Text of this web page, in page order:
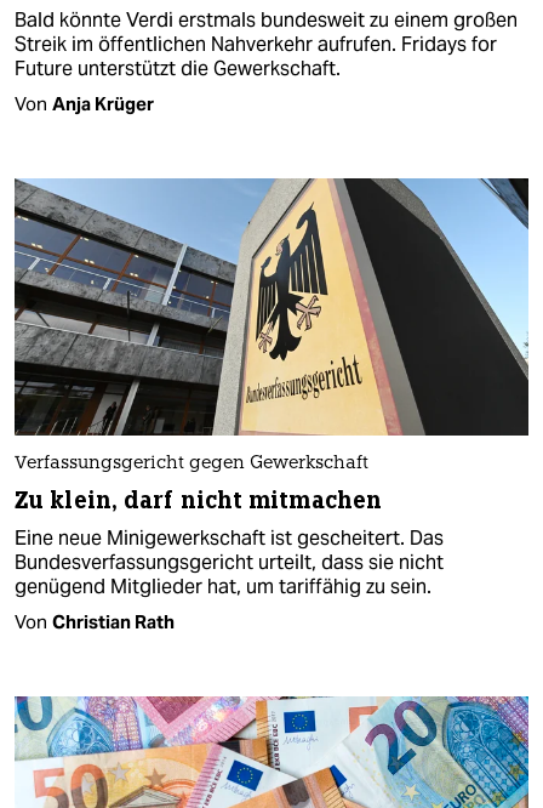
Bald könnte Verdi erstmals bundesweit zu einem großen
Streik im öffentlichen Nahverkehr aufrufen. Fridays for
Future unterstützt die Gewerkschaft.
Von Anja Krüger
Verfassungsgericht gegen Gewerkschaft
Zu klein, darf nicht mitmachen
Eine neue Minigewerkschaft ist gescheitert. Das
Bundesverfassungsgericht urteilt, dass sie nicht
genügend Mitglieder hat, um tariffähig zu sein.
Von Christian Rath